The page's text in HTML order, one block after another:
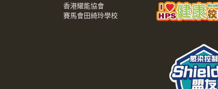
香港耀能協會
賽馬會田綺玲學校